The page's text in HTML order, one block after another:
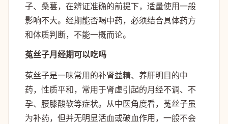
子、桑葚，在辨证准确的前提下，适量使用一般
影响不大。经期能否喝中药，必须结合具体药方
和体质判断，不能一概而论。
菟丝子月经期可以吃吗
菟丝子是一味常用的补肾益精、养肝明目的中
药，性质平和，常用于肾虚引起的月经不调、不
孕、腰膝酸软等症状。从中医角度看，菟丝子虽
为补药，但并无明显活血或破血作用，一般不会